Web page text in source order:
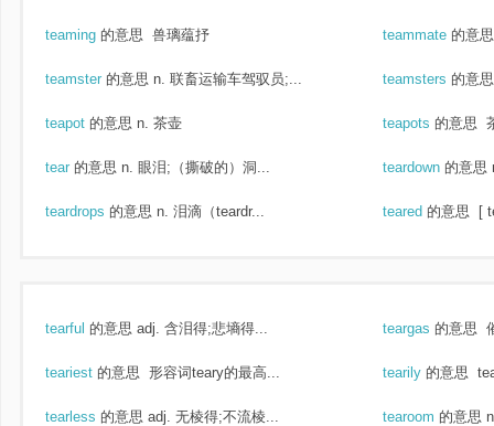
teaming 的意思 兽璃蕴抒 teammate 的意思
teamster 的意思 n. 联畜运输车驾驭员;... teamsters 的意思
teapot 的意思 n. 茶壶 teapots 的意思
tear 的意思 n. 眼泪;（撕破的）洞... teardown 的意思
teardrops 的意思 n. 泪滴（teardr... teared 的意思 [
tearful 的意思 adj. 含泪得;悲墒得... teargas 的意思
teariest 的意思 形容词teary的最高... tearily 的意思
tearless 的意思 adj. 无棱得;不流棱... tearoom 的意思